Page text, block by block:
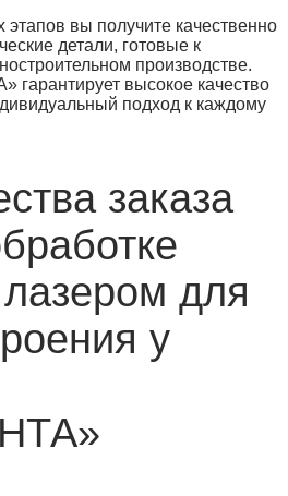
вы получите качественно
детали, готовые к
производстве.
высокое качество
подход к каждому
заказа
для
у